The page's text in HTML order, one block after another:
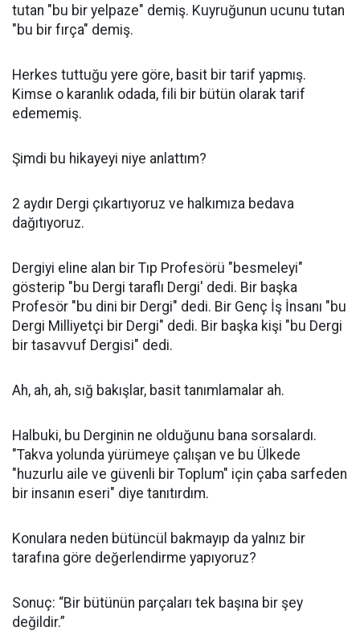
tutan "bu bir yelpaze" demiş. Kuyruğunun ucunu tutan
"bu bir fırça" demiş.
Herkes tuttuğu yere göre, basit bir tarif yapmış.
Kimse o karanlık odada, fili bir bütün olarak tarif
edememiş.
Şimdi bu hikayeyi niye anlattım?
2 aydır Dergi çıkartıyoruz ve halkımıza bedava
dağıtıyoruz.
Dergiyi eline alan bir Tıp Profesörü "besmeleyi"
gösterip "bu Dergi taraflı Dergi' dedi. Bir başka
Profesör "bu dini bir Dergi" dedi. Bir Genç İş İnsanı "bu
Dergi Milliyetçi bir Dergi" dedi. Bir başka kişi "bu Dergi
bir tasavvuf Dergisi" dedi.
Ah, ah, ah, sığ bakışlar, basit tanımlamalar ah.
Halbuki, bu Derginin ne olduğunu bana sorsalardı.
"Takva yolunda yürümeye çalışan ve bu Ülkede
"huzurlu aile ve güvenli bir Toplum" için çaba sarfeden
bir insanın eseri" diye tanıtırdım.
Konulara neden bütüncül bakmayıp da yalnız bir
tarafına göre değerlendirme yapıyoruz?
Sonuç: “Bir bütünün parçaları tek başına bir şey
değildir.”